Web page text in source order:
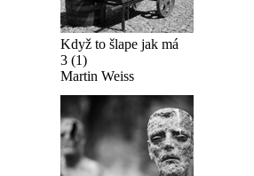
Když to šlape jak má
3 (1)
Martin Weiss